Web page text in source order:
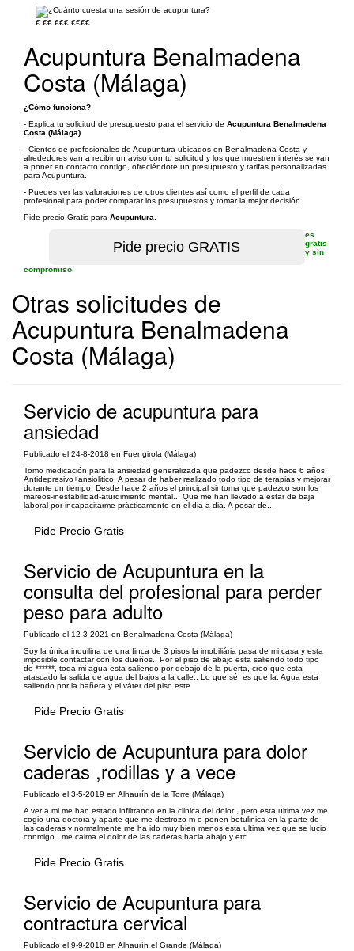
€ €€ €€€ €€€€
Acupuntura Benalmadena
Costa (Málaga)
¿Cómo funciona?
- Explica tu solicitud de presupuesto para el servicio de Acupuntura Benalmadena
Costa (Málaga)
- Cientos de profesionales de Acupuntura ubicados en Benalmadena Costa y
alrededores van a recibir un aviso con tu solicitud y los que muestren interés se van
a poner en contacto contigo, ofreciéndote un presupuesto y tarifas personalizadas
para Acupuntura.
- Puedes ver las valoraciones de otros clientes así como el perfil de cada
profesional para poder comparar los presupuestos y tomar la mejor decisión.
Pide precio Gratis para Acupuntura
es
gratis
y sin
compromiso
Otras solicitudes de
Acupuntura Benalmadena
Costa (Málaga)
Servicio de acupuntura para
ansiedad
Publicado el 24-8-2018 en Fuengirola (Málaga)
Tomo medicación para la ansiedad generalizada que padezco desde hace 6 años.
Antidepresivo+ansiolitico. A pesar de haber realizado todo tipo de terapias y mejorar
durante un tiempo, Desde hace 2 años el principal sintoma que padezco son los
mareos-inestabilidad-aturdimiento mental... Que me han llevado a estar de baja
laboral por incapacitarme prácticamente en el dia a dia. A pesar de...
Pide Precio Gratis
Servicio de Acupuntura en la
consulta del profesional para perder
peso para adulto
Publicado el 12-3-2021 en Benalmadena Costa (Málaga)
Soy la única inquilina de una finca de 3 pisos la imobiliária pasa de mi casa y esta
imposible contactar con los dueños.. Por el piso de abajo esta saliendo todo tipo
de ******, toda mi agua esta saliendo por debajo de la puerta, creo que esta
atascado la salida de agua del bajos a la calle.. Lo que sé, es que la. Agua esta
saliendo por la bañera y el váter del piso este
Pide Precio Gratis
Servicio de Acupuntura para dolor
caderas ,rodillas y a vece
Publicado el 3-5-2019 en Alhaurín de la Torre (Málaga)
A ver a mi me han estado infiltrando en la clinica del dolor , pero esta ultima vez me
cogio una doctora y aparte que me destrozo m e ponen botulinica en la parte de
las caderas y normalmente me ha ido muy bien menos esta ultima vez que se lucio
conmigo , me calma el dolor de las caderas hacia abajo y etc
Pide Precio Gratis
Servicio de Acupuntura para
contractura cervical
Publicado el 9-9-2018 en Alhaurín el Grande (Málaga)